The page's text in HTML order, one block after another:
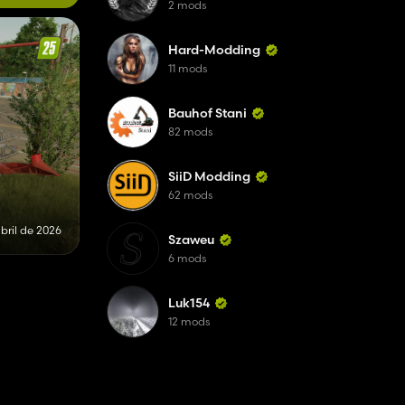
de 2026
2 mods
Hard-Modding
11 mods
Bauhof Stani
82 mods
SiiD Modding
62 mods
Szaweu
6 mods
Luk154
12 mods